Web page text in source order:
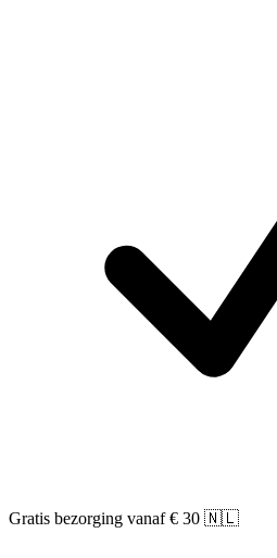
Gratis bezorging vanaf € 30 🇳🇱